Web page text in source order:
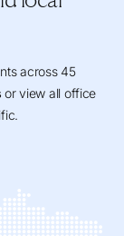
détaillée est
les champs
Ces
leurs
des plans de
pour prendre
organisation à
across 45
or view all office